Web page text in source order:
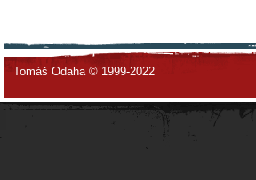
Tomáš Odaha © 1999-2022